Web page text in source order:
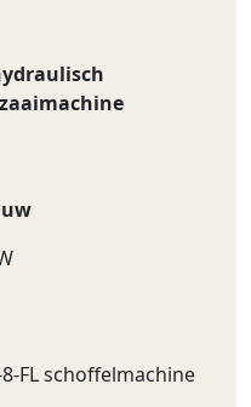
8-FL schoffelmachine